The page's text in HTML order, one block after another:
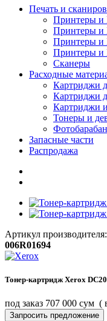
Печать и
Принтеры
Принтеры
Принтеры
Принтеры
Сканеры
Расходные
Картриджи
Картриджи
Картриджи
Тонеры и
Запасные части
Распродажа
Артикул производителя:
006R01694
Тонер-картридж Xerox
под заказ 707 000 сум (
Запросить предложение